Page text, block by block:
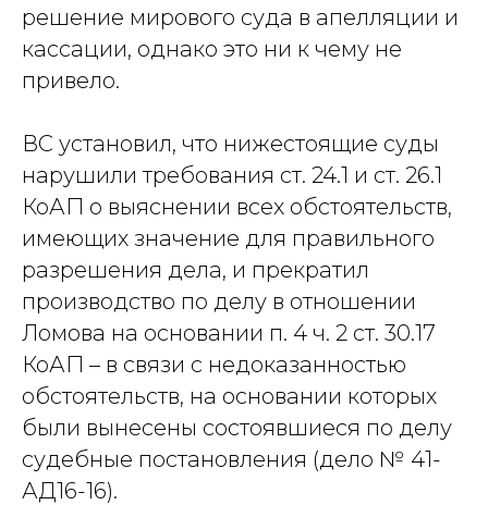
решение мирового суда в апелляции и
кассации, однако это ни к чему не
привело.
ВС установил, что нижестоящие суды
нарушили требования ст. 24.1 и ст. 26.1
КоАП о выяснении всех обстоятельств,
имеющих значение для правильного
разрешения дела, и прекратил
производство по делу в отношении
Ломова на основании п. 4 ч. 2 ст. 30.17
КоАП – в связи с недоказанностью
обстоятельств, на основании которых
были вынесены состоявшиеся по делу
судебные постановления (дело № 41-
АД16-16).